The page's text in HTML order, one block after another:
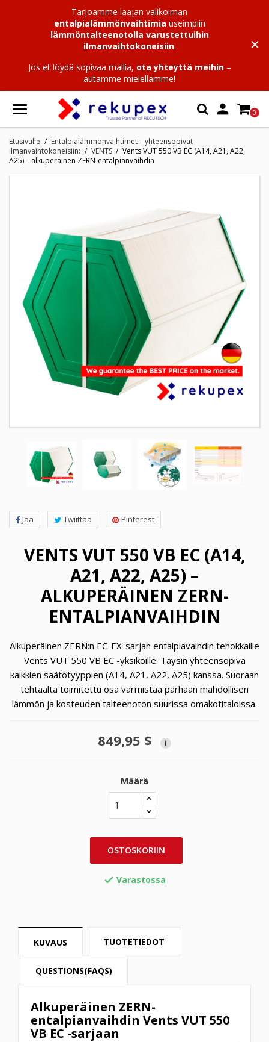
Tarjoamme laajan valikoiman
entalpialämmönvaihtimia useimpiin
lämmöntalteenotolla varustettuihin
ilmanvaihtokoneisiin.
Jos et löydä sopivaa mallia, ota yhteyttä meihin–
autamme mielellämme!
 0
Etusivulle
Entalpialämmönvaihtimet – yhteensopivat
ilmanvaihtokoneisiin:
VENTS
Vents VUT 550 VB EC (A14, A21, A22,
A25) – alkuperäinen ZERN-entalpianvaihdin
Jaa Twiittaa Pinterest
VENTS VUT 550 VB EC (A14,
A21, A22, A25) –
ALKUPERÄINEN ZERN-
ENTALPIANVAIHDIN
Alkuperäinen ZERN:n EC-EX-sarjan entalpiavaihdin tehokkaille
Vents VUT 550 VB EC -yksiköille. Täysin yhteensopiva
kaikkien säätötyyppien (A14, A21, A22, A25) kanssa. Suoraan
tehtaalta toimitettu osa varmistaa parhaan mahdollisen
lämmön ja kosteuden talteenoton suurissa omakotitaloissa.
849,95 $ i
Määrä
OSTOSKORIIN
 Varastossa
KUVAUS TUOTETIEDOT
QUESTIONS(FAQS)
Alkuperäinen ZERN-
entalpianvaihdin Vents VUT 550
VB EC -sarjaan